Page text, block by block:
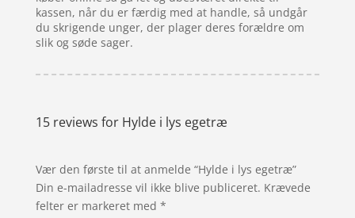
kassen, når du er færdig med at handle, så undgår
du skrigende unger, der plager deres forældre om
slik og søde sager.
15 reviews for Hylde i lys egetræ
Vær den første til at anmelde “Hylde i lys egetræ”
Din e-mailadresse vil ikke blive publiceret. Krævede
felter er markeret med *